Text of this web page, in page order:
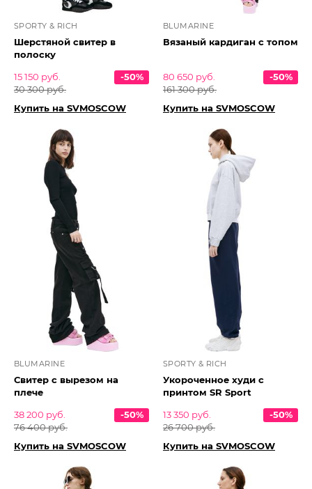
SPORTY & RICH
Шерстяной свитер в
полоску
15 150 руб.
30 300 руб.
-50%
Купить на SVMOSCOW
BLUMARINE
Вязаный кардиган с топом
80 650 руб.
161 300 руб.
-50%
Купить на SVMOSCOW
BLUMARINE
Свитер с вырезом на
плече
38 200 руб.
76 400 руб.
-50%
Купить на SVMOSCOW
SPORTY & RICH
Укороченное худи с
принтом SR Sport
13 350 руб.
26 700 руб.
-50%
Купить на SVMOSCOW